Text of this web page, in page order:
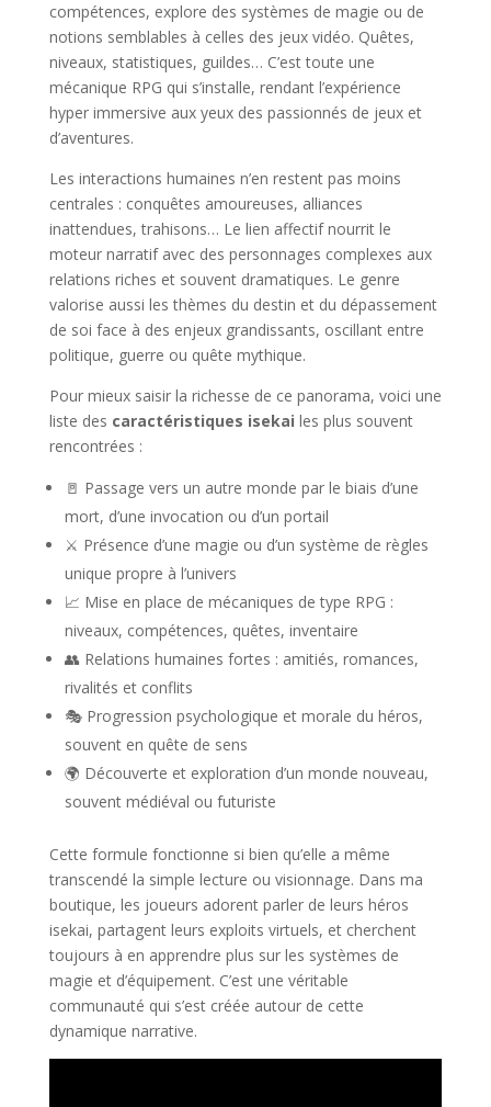
compétences, explore des systèmes de magie ou de
notions semblables à celles des jeux vidéo. Quêtes,
niveaux, statistiques, guildes… C’est toute une
mécanique RPG qui s’installe, rendant l’expérience
hyper immersive aux yeux des passionnés de jeux et
d’aventures.
Les interactions humaines n’en restent pas moins
centrales : conquêtes amoureuses, alliances
inattendues, trahisons… Le lien affectif nourrit le
moteur narratif avec des personnages complexes aux
relations riches et souvent dramatiques. Le genre
valorise aussi les thèmes du destin et du dépassement
de soi face à des enjeux grandissants, oscillant entre
politique, guerre ou quête mythique.
Pour mieux saisir la richesse de ce panorama, voici une
liste des caractéristiques isekai les plus souvent
rencontrées :
🚪 Passage vers un autre monde par le biais d’une
mort, d’une invocation ou d’un portail
⚔️ Présence d’une magie ou d’un système de règles
unique propre à l’univers
📈 Mise en place de mécaniques de type RPG :
niveaux, compétences, quêtes, inventaire
👥 Relations humaines fortes : amitiés, romances,
rivalités et conflits
🎭 Progression psychologique et morale du héros,
souvent en quête de sens
🌍 Découverte et exploration d’un monde nouveau,
souvent médiéval ou futuriste
Cette formule fonctionne si bien qu’elle a même
transcendé la simple lecture ou visionnage. Dans ma
boutique, les joueurs adorent parler de leurs héros
isekai, partagent leurs exploits virtuels, et cherchent
toujours à en apprendre plus sur les systèmes de
magie et d’équipement. C’est une véritable
communauté qui s’est créée autour de cette
dynamique narrative.